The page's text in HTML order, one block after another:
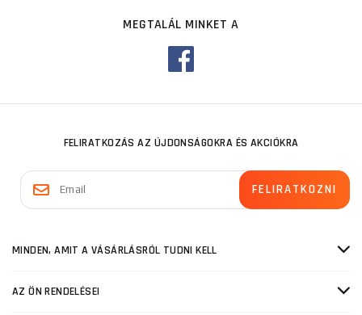
MEGTALÁL MINKET A
FELIRATKOZÁS AZ ÚJDONSÁGOKRA ÉS AKCIÓKRA
MINDEN, AMIT A VÁSÁRLÁSRÓL TUDNI KELL
AZ ÖN RENDELÉSEI